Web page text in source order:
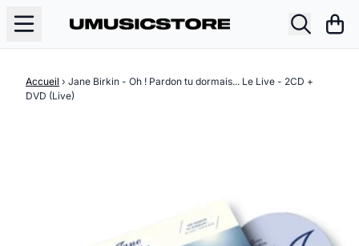
Accueil › Jane Birkin - Oh ! Pardon tu dormais... Le Live - 2CD +
DVD (Live)